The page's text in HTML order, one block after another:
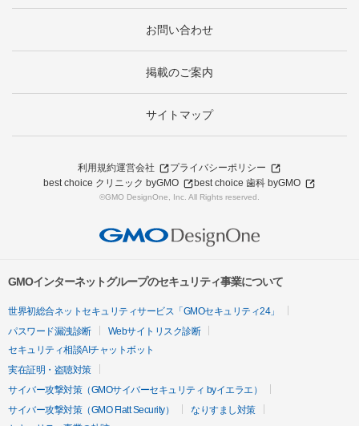
お問い合わせ
掲載のご案内
サイトマップ
利用規約運営会社
プライバシーポリシー
best choice クリニック byGMO
best choice 歯科 byGMO
©GMO DesignOne, Inc. All Rights reserved.
GMOインターネットグループのセキュリティ事業について
世界初総合ネットセキュリティサービス「GMOセキュリティ24」
パスワード漏洩診断
Webサイトリスク診断
セキュリティ相談AIチャットボット
実在証明・盗聴対策
サイバー攻撃対策（GMOサイバーセキュリティ byイエラエ）
サイバー攻撃対策（GMO Flatt Security）
なりすまし対策